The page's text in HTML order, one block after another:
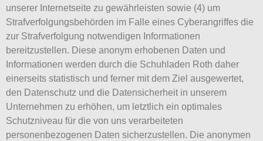
unserer Internetseite zu gewährleisten sowie (4) um
Strafverfolgungsbehörden im Falle eines Cyberangriffes die
zur Strafverfolgung notwendigen Informationen
bereitzustellen. Diese anonym erhobenen Daten und
Informationen werden durch die Schuhladen Roth daher
einerseits statistisch und ferner mit dem Ziel ausgewertet,
den Datenschutz und die Datensicherheit in unserem
Unternehmen zu erhöhen, um letztlich ein optimales
Schutzniveau für die von uns verarbeiteten
personenbezogenen Daten sicherzustellen. Die anonymen